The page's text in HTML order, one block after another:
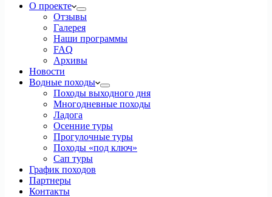
О проекте
Отзывы
Галерея
Наши программы
FAQ
Архивы
Новости
Водные походы
Походы выходного дня
Многодневные походы
Ладога
Осенние туры
Прогулочные туры
Походы «под ключ»
Сап туры
График походов
Партнеры
Контакты